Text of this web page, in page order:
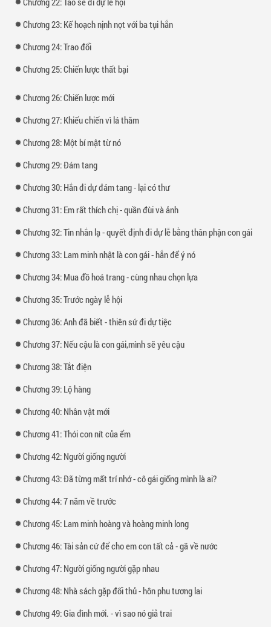
Chương 23: Kế hoạch nịnh nọt với ba tụi hắn
Chương 24: Trao đổi
Chương 25: Chiến lược thất bại
Chương 26: Chiến lược mới
Chương 27: Khiếu chiến vì lá thăm
Chương 28: Một bí mật từ nó
Chương 29: Đám tang
Chương 30: Hắn đi dự đám tang - lại có thư
Chương 31: Em rất thích chị - quần đùi và ảnh
Chương 32: Tin nhắn lạ - quyết định đi dự lễ bằng thân phận con gái
Chương 33: Lam minh nhật là con gái - hắn để ý nó
Chương 34: Mua đồ hoá trang - cùng nhau chọn lựa
Chương 35: Trước ngày lễ hội
Chương 36: Anh đã biết - thiên sứ đi dự tiệc
Chương 37: Nếu cậu là con gái,mình sẽ yêu cậu
Chương 38: Tắt điện
Chương 39: Lộ hàng
Chương 40: Nhân vật mới
Chương 41: Thói con nít của ểm
Chương 42: Người giống người
Chương 43: Đã từng mất trí nhớ - cô gái giống mình là ai?
Chương 44: 7 năm về trước
Chương 45: Lam minh hoàng và hoàng minh long
Chương 46: Tài sản cứ để cho em con tất cả - gã về nước
Chương 47: Người giống người gặp nhau
Chương 48: Nhà sách gặp đối thủ - hôn phu tương lai
Chương 49: Gia đình mới. - vì sao nó giả trai